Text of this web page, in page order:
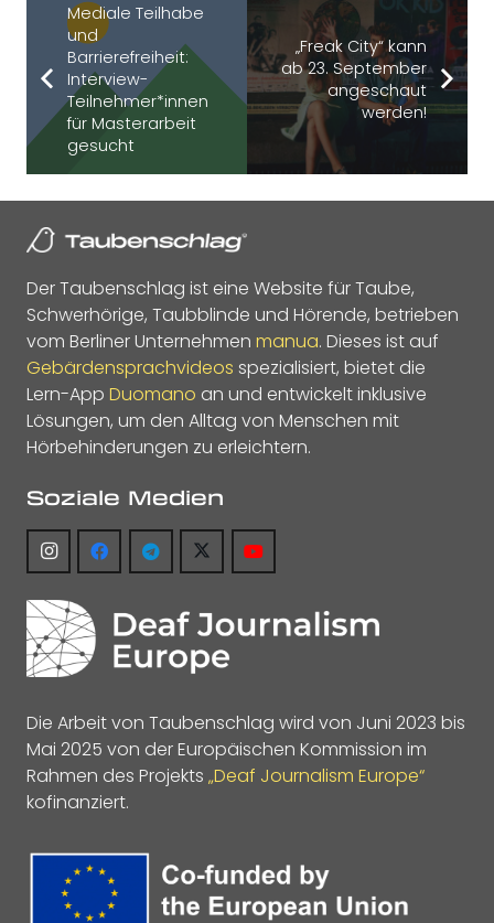
Mediale Teilhabe
und
Barrierefreiheit:
Interview-
Teilnehmer*innen
für Masterarbeit
gesucht
„Freak City“ kann
ab 23. September
angeschaut
werden!
Der Taubenschlag ist eine Website für Taube,
Schwerhörige, Taubblinde und Hörende, betrieben
vom Berliner Unternehmen manua. Dieses ist auf
Gebärdensprachvideos spezialisiert, bietet die
Lern-App Duomano an und entwickelt inklusive
Lösungen, um den Alltag von Menschen mit
Hörbehinderungen zu erleichtern.
Soziale Medien
Die Arbeit von Taubenschlag wird von Juni 2023 bis
Mai 2025 von der Europäischen Kommission im
Rahmen des Projekts „Deaf Journalism Europe“
kofinanziert.